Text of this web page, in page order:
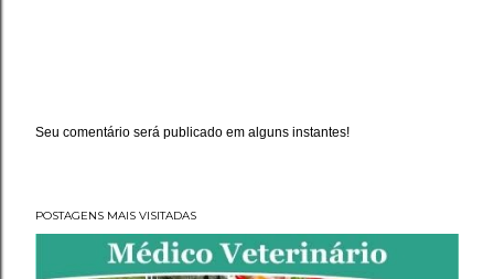
a
Seu comentário será publicado em alguns instantes!
POSTAGENS MAIS VISITADAS